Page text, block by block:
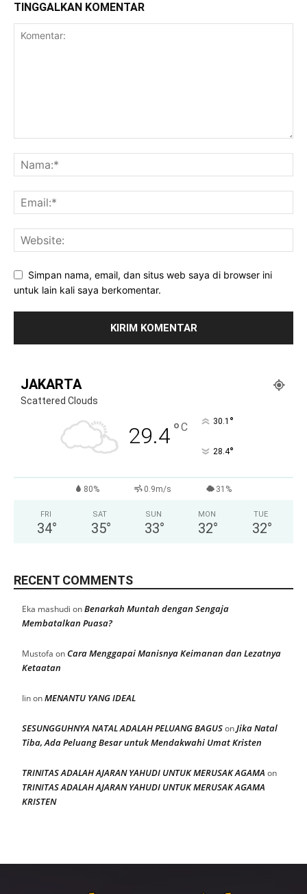
TINGGALKAN KOMENTAR
Simpan nama, email, dan situs web saya di browser ini
untuk lain kali saya berkomentar.
JAKARTA
Scattered Clouds
29.4°C 30.1 °
28.4°
80% 0.9m/s 31%
FRI
34°
SAT
35°
SUN
33°
MON
32°
TUE
32°
RECENT COMMENTS
Eka mashudi onBenarkah Muntah dengan Sengaja
Membatalkan Puasa?
Mustofa onCara Menggapai Manisnya Keimanan dan Lezatnya
Ketaatan
IinonMENANTU YANG IDEAL
SESUNGGUHNYA NATAL ADALAH PELUANG BAGUSonJika Natal
Tiba, Ada Peluang Besar untuk Mendakwahi Umat Kristen
TRINITAS ADALAH AJARAN YAHUDI UNTUK MERUSAK AGAMA on
TRINITAS ADALAH AJARAN YAHUDI UNTUK MERUSAK AGAMA
KRISTEN